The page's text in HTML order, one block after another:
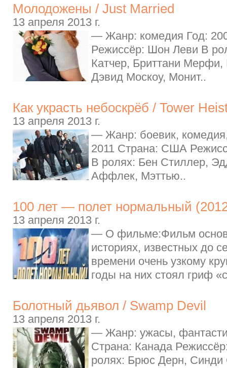
Молодожены / Just Married
13 апреля 2013 г.
— Жанр: комедия Год:
Режиссёр: Шон Леви В
Катчер, Бриттани Мерфи,
Дэвид Москоу, Монит..
Как украсть небоскрёб / Tower
13 апреля 2013 г.
— Жанр: боевик,
2011 Страна: США
В ролях: Бен Стиллер,
Аффлек, Мэттью..
100 лет — полет нормальный
13 апреля 2013 г.
— О фильме:Фильм
историях, известных до
времени очень узкому
годы на них стоял гриф
Болотный дьявол / Swamp Devil
13 апреля 2013 г.
— Жанр: ужасы,
Страна: Канада
ролях: Брюс Дерн, Синди